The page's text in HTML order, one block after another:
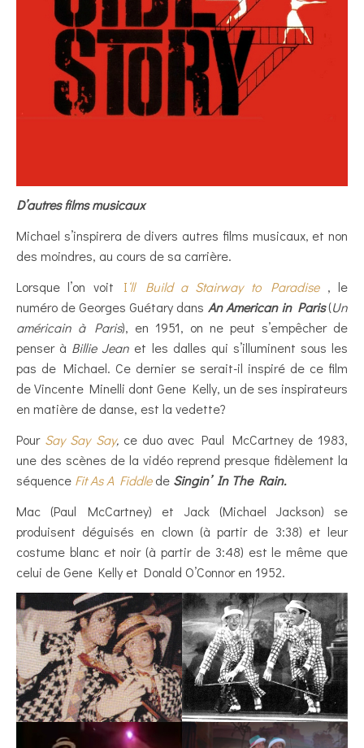
D’autres films musicaux
Michael s’inspirera de divers autres films musicaux, et non
des moindres, au cours de sa carrière.
Lorsque l’on voit I‘ll Build a Stairway to Paradise, le
numéro de Georges Guétary dans An American in Paris(Un
américain à Paris), en 1951, on ne peut s’empêcher de
penser à Billie Jean et les dalles qui s’illuminent sous les
pas de Michael. Ce dernier se serait-il inspiré de ce film
de Vincente Minelli dont Gene Kelly, un de ses inspirateurs
en matière de danse, est la vedette?
Pour Say Say Say,ce duo avec Paul McCartney de 1983,
une des scènes de la vidéo reprend presque fidèlement la
séquence Fit As A Fiddlede Singin’ In The Rain.
Mac (Paul McCartney) et Jack (Michael Jackson) se
produisent déguisés en clown (à partir de 3:38) et leur
costume blanc et noir (à partir de 3:48) est le même que
celui de Gene Kelly et Donald O’Connor en 1952.